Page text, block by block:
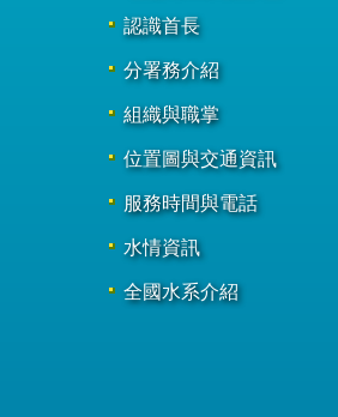
認識首長
分署務介紹
組織與職掌
位置圖與交通資訊
服務時間與電話
水情資訊
全國水系介紹